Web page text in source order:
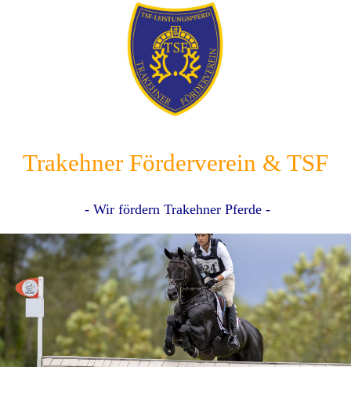
Trakehner Förderverein & TSF
- Wir fördern Trakehner Pferde -